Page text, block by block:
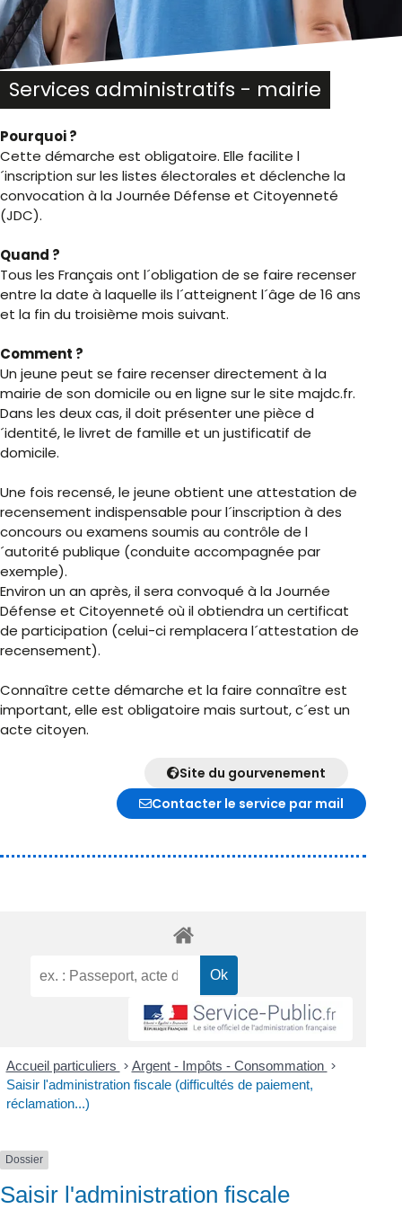
Services administratifs - mairie
Pourquoi ?
Cette démarche est obligatoire. Elle facilite l
´inscription sur les listes électorales et déclenche la
convocation à la Journée Défense et Citoyenneté
(JDC).
Quand ?
Tous les Français ont l´obligation de se faire recenser
entre la date à laquelle ils l´atteignent l´âge de 16 ans
et la fin du troisième mois suivant.
Comment ?
Un jeune peut se faire recenser directement à la
mairie de son domicile ou en ligne sur le site majdc.fr.
Dans les deux cas, il doit présenter une pièce d
´identité, le livret de famille et un justificatif de
domicile.
Une fois recensé, le jeune obtient une attestation de
recensement indispensable pour l´inscription à des
concours ou examens soumis au contrôle de l
´autorité publique (conduite accompagnée par
exemple).
Environ un an après, il sera convoqué à la Journée
Défense et Citoyenneté où il obtiendra un certificat
de participation (celui-ci remplacera l´attestation de
recensement).
Connaître cette démarche et la faire connaître est
important, elle est obligatoire mais surtout, c´est un
acte citoyen.
Site du gourvenement
Contacter le service par mail
Accueil particuliers > Argent - Impôts - Consommation >
Saisir l'administration fiscale (difficultés de paiement,
réclamation...)
Dossier
Saisir l'administration fiscale